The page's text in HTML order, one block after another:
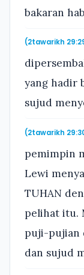
bakaran
(2tawarikh
yang hadir
sujud
(2tawarikh
pemimpin
Lewi
TUHAN
pelihat itu.
puji-pujian
dan sujud